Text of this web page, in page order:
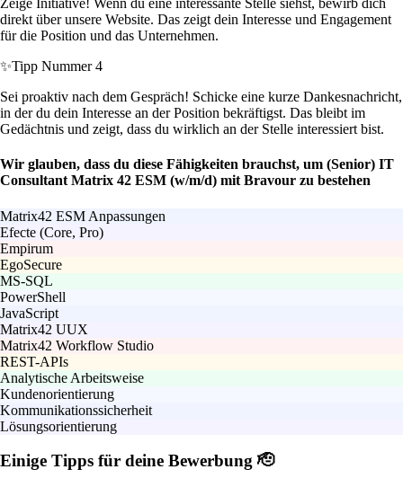
Zeige Initiative! Wenn du eine interessante Stelle siehst, bewirb dich
direkt über unsere Website. Das zeigt dein Interesse und Engagement
für die Position und das Unternehmen.
✨Tipp Nummer 4
Sei proaktiv nach dem Gespräch! Schicke eine kurze Dankesnachricht,
in der du dein Interesse an der Position bekräftigst. Das bleibt im
Gedächtnis und zeigt, dass du wirklich an der Stelle interessiert bist.
Wir glauben, dass du diese Fähigkeiten brauchst, um (Senior) IT
Consultant Matrix 42 ESM (w/m/d) mit Bravour zu bestehen
Matrix42 ESM Anpassungen
Efecte (Core, Pro)
Empirum
EgoSecure
MS-SQL
PowerShell
JavaScript
Matrix42 UUX
Matrix42 Workflow Studio
REST-APIs
Analytische Arbeitsweise
Kundenorientierung
Kommunikationssicherheit
Lösungsorientierung
Einige Tipps für deine Bewerbung 🫡